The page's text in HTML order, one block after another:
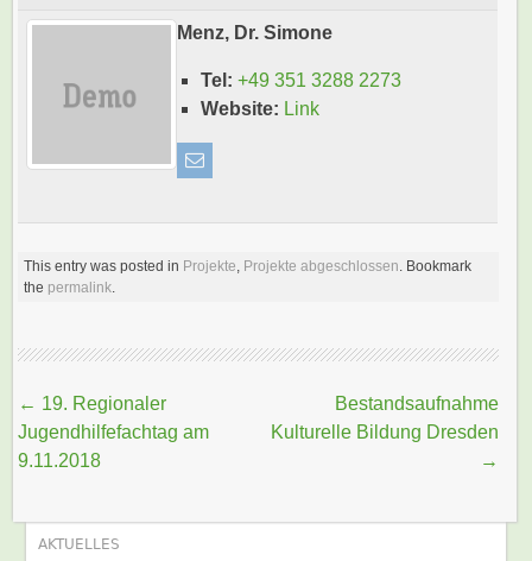
Menz, Dr. Simone
Tel: +49 351 3288 2273
Website: Link
This entry was posted in Projekte Projekte abgeschlossen . Bookmark
the permalink
Beitragsnavigation
← 19. Regionaler
Jugendhilfefachtag am
9.11.2018
Bestandsaufnahme
Kulturelle Bildung Dresden
→
AKTUELLES